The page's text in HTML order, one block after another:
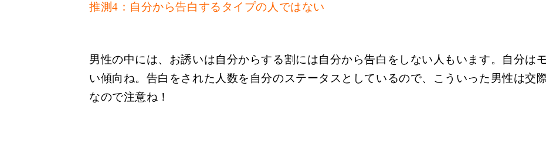
推測4 ：自分から告白するタイプの人ではない
男性の中には、お誘いは自分からする割には自分から告白をしない人もいます。自分は
い傾向ね。告白をされた人数を自分のステータスとしているので、こういった男性は交
なので注意ね！